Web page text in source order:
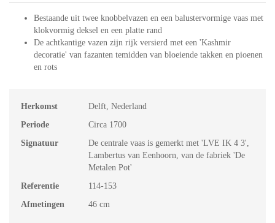
Bestaande uit twee knobbelvazen en een balustervormige vaas met
klokvormig deksel en een platte rand
De achtkantige vazen zijn rijk versierd met een 'Kashmir
decoratie' van fazanten temidden van bloeiende takken en pioenen
en rots
Herkomst
Delft, Nederland
Periode
Circa 1700
Signatuur
De centrale vaas is gemerkt met 'LVE IK 4 3',
Lambertus van Eenhoorn, van de fabriek 'De
Metalen Pot'
Referentie
114-153
Afmetingen
46 cm